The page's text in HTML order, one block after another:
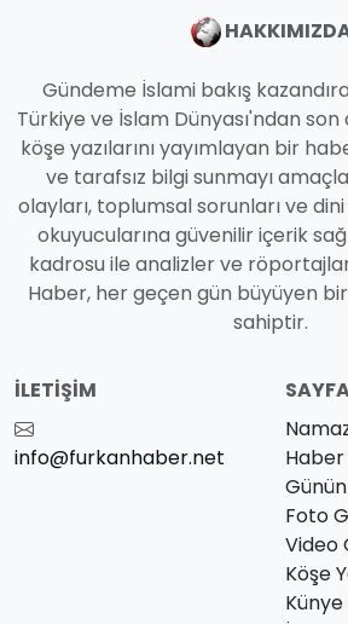
Gündeme İslami bakış
Türkiye ve İslam Dünyası'ndan
köşe yazılarını yayımlayan bir
ve tarafsız bilgi sunmayı
olayları, toplumsal sorunları ve
okuyucularına güvenilir içerik
kadrosu ile analizler ve
Haber, her geçen gün büyüyen
sahiptir.
İLETIŞIM
info@furkanhaber.net
Foto
Video
Köşe
Künye